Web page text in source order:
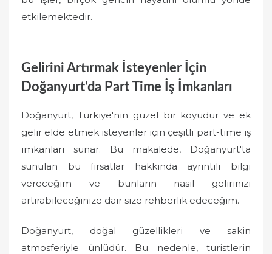
etkilemektedir.
Gelirini Artırmak İsteyenler İçin
Doğanyurt’da Part Time İş İmkanları
Doğanyurt, Türkiye'nin güzel bir köyüdür ve ek
gelir elde etmek isteyenler için çeşitli part-time iş
imkanları sunar. Bu makalede, Doğanyurt'ta
sunulan bu fırsatlar hakkında ayrıntılı bilgi
vereceğim ve bunların nasıl gelirinizi
artırabileceğinize dair size rehberlik edeceğim.
Doğanyurt, doğal güzellikleri ve sakin
atmosferiyle ünlüdür. Bu nedenle, turistlerin